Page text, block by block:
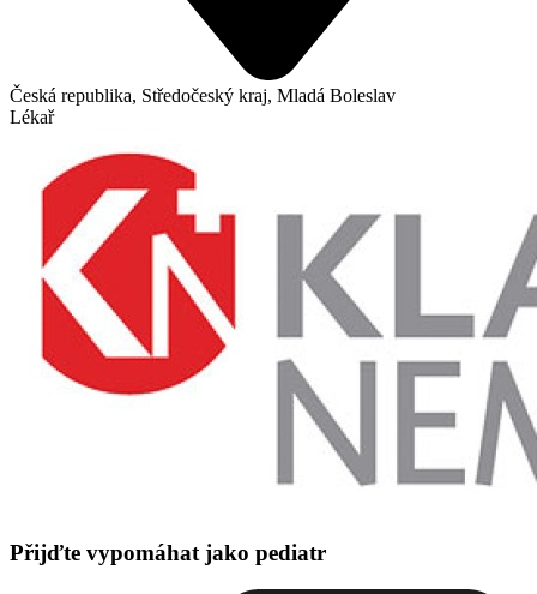
Česká republika, Středočeský kraj, Mladá Boleslav
Lékař
Přijďte vypomáhat jako pediatr